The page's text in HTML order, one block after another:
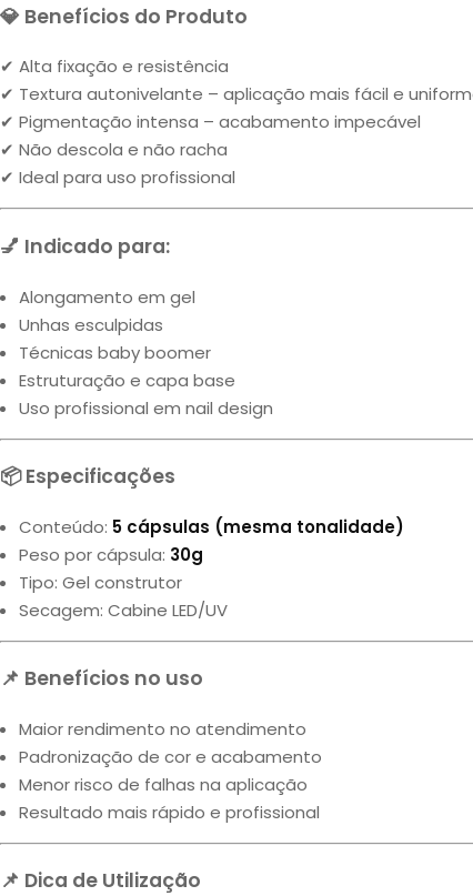
💎 Benefícios do Produto
✔ Alta fixação e resistência
✔ Textura autonivelante – aplicação mais fácil e
✔ Pigmentação intensa – acabamento impecável
✔ Não descola e não racha
✔ Ideal para uso profissional
💅 Indicado para:
Alongamento em gel
Unhas esculpidas
Técnicas baby boomer
Estruturação e capa base
Uso profissional em nail design
📦 Especificações
Conteúdo: 5 cápsulas (mesma tonalidade)
Peso por cápsula: 30g
Tipo: Gel construtor
Secagem: Cabine LED/UV
📌 Benefícios no uso
Maior rendimento no atendimento
Padronização de cor e acabamento
Menor risco de falhas na aplicação
Resultado mais rápido e profissional
📌 Dica de Utilização